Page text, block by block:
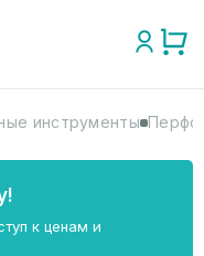
инструменты
к ценам и